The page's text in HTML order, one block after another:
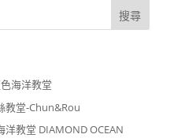
海洋教堂
教堂-Chun&Rou
教堂 DIAMOND OCEAN